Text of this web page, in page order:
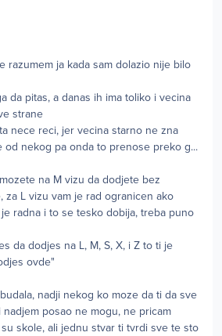
razumem ja kada sam dolazio nije bilo
da pitas, a danas ih ima toliko i vecina
strane
nece reci, jer vecina starno ne zna
od nekog pa onda to prenose preko g...
na M vizu da dodjete bez
za L vizu vam je rad ogranicen ako
radna i to se tesko dobija, treba puno
da dodjes na L, M, S, X, i Z to ti je
ovde"
nadji nekog ko moze da ti da sve
nadjem posao ne mogu, ne pricam
skole, ali jednu stvar ti tvrdi sve te sto